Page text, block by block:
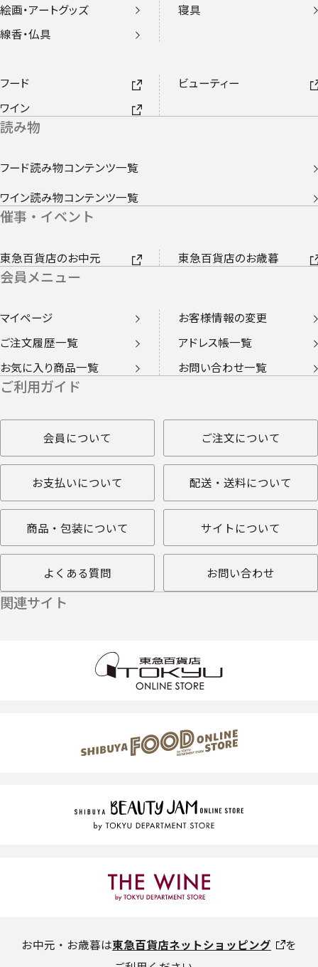
絵画・アートグッズ
寝具
線香・仏具
フード
ビューティー
ワイン
読み物
フード読み物コンテンツ一覧
ワイン読み物コンテンツ一覧
催事・イベント
東急百貨店のお中元 東急百貨店のお歳暮
会員メニュー
マイページ
お客様情報の変更
ご注文履歴一覧
アドレス帳一覧
お気に入り商品一覧
お問い合わせ一覧
ご利用ガイド
会員について ご注文について
お支払いについて 配送・送料について
商品・包装について サイトについて
よくある質問 お問い合わせ
関連サイト
お中元・お歳暮は東急百貨店ネットショッピング
を